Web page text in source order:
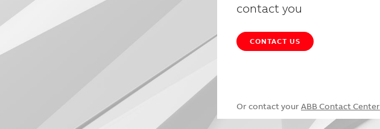
contact you
CONTACT US
Or contact your ABB Contact Center